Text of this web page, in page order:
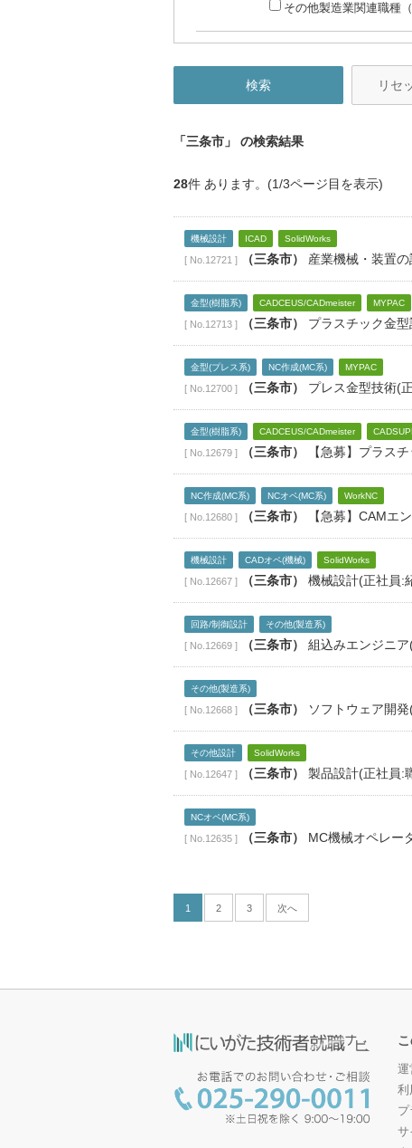
その他製造業関連職種（
リセ
「三条市」 の検索結果
28件 あります。(1/3ページ目を表示)
機械設計 ICAD SolidWorks
[ No.12721 ] （三条市） 産業機械・装置
金型(樹脂系) CADCEUS/CADmeister MYPAC
[ No.12713 ] （三条市） プラスチック金
金型(プレス系) NC作成(MC系) MYPAC
[ No.12700 ] （三条市） プレス金型技術(
金型(樹脂系) CADCEUS/CADmeister
[ No.12679 ] （三条市） 【急募】プラス
NC作成(MC系) NCオペ(MC系) WorkNC
[ No.12680 ] （三条市） 【急募】CAMエ
機械設計 CADオペ(機械) SolidWorks
[ No.12667 ] （三条市） 機械設計(正社員:
回路/制御設計 その他(製造系)
[ No.12669 ] （三条市） 組込みエンジニ
その他(製造系)
[ No.12668 ] （三条市） ソフトウェア開
その他設計 SolidWorks
[ No.12647 ] （三条市） 製品設計(正社員:
NCオペ(MC系)
[ No.12635 ] （三条市） MC機械オペレー
1 2 3 次へ
運
利
サ